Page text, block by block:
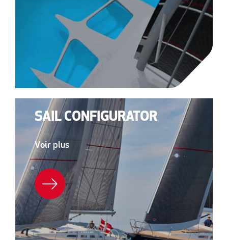
SAIL CONFIGURATOR
Voir plus